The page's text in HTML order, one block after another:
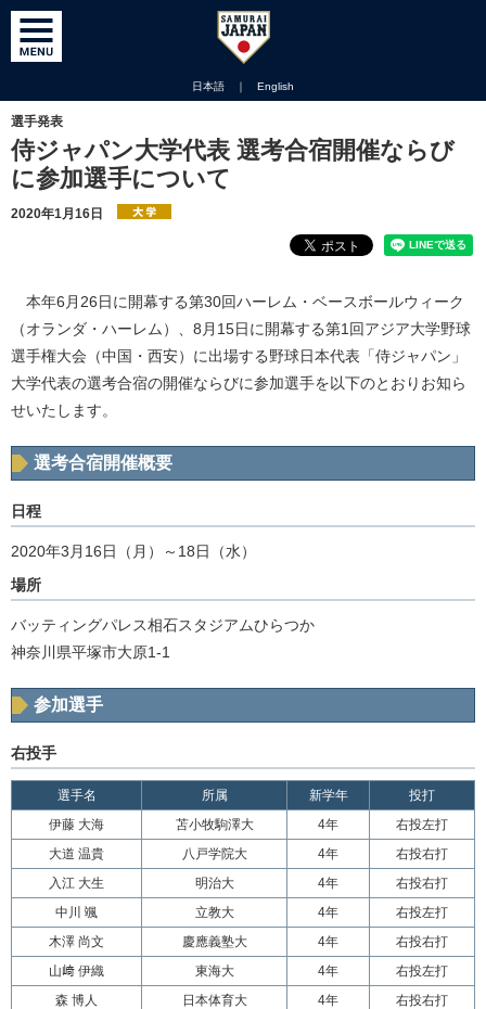
日本語 ｜ English
選手発表
侍ジャパン大学代表 選考合宿開催ならび
に参加選手について
2020年1月16日
本年6月26日に開幕する第30回ハーレム・ベースボールウィーク
（オランダ・ハーレム）、8月15日に開幕する第1回アジア大学野球
選手権大会（中国・西安）に出場する野球日本代表「侍ジャパン」
大学代表の選考合宿の開催ならびに参加選手を以下のとおりお知ら
せいたします。
選考合宿開催概要
日程
2020年3月16日（月）～18日（水）
場所
バッティングパレス相石スタジアムひらつか
神奈川県平塚市大原1-1
参加選手
右投手
選手名 所属 新学年
投打
伊藤 大海
苫小牧駒澤大 4年
右投左打
大道 温貴
八戸学院大 4年
右投右打
入江 大生
明治大 4年
右投右打
中川 颯
立教大 4年
右投左打
木澤 尚文
慶應義塾大 4年
右投右打
山﨑 伊織
東海大 4年
右投左打
森 博人
日本体育大 4年
右投右打